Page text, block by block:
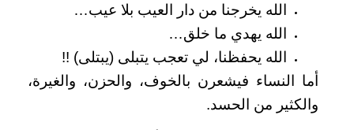
الله يخرجنا من دار العيب بلا عيب…
الله يهدي ما خلق…
الله يحفظنا، لي تعجب يتبلى (يبتلى) !!
أما النساء فيشعرن بالخوف، والحزن، والغيرة،
والكثير من الحسد.